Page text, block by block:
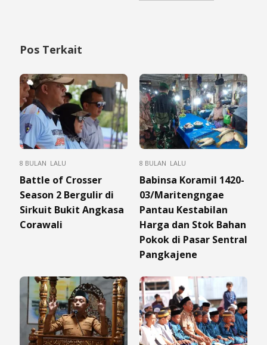
Pos Terkait
8 BULAN LALU
Battle of Crosser
Season 2 Bergulir di
Sirkuit Bukit Angkasa
Corawali
8 BULAN LALU
Babinsa Koramil 1420-
03/Maritengngae
Pantau Kestabilan
Harga dan Stok Bahan
Pokok di Pasar Sentral
Pangkajene